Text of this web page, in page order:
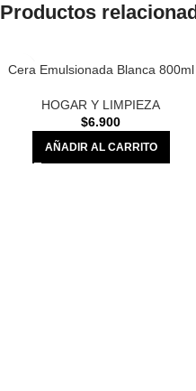
Productos
Cera Emulsionada Blanca 800ml
HOGAR Y LIMPIEZA
$6.900
AÑADIR AL CARRITO